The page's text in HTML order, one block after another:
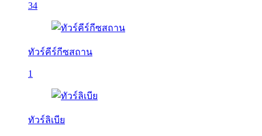
34
ทัวร์คีร์กีซสถาน
1
ทัวร์ลิเบีย